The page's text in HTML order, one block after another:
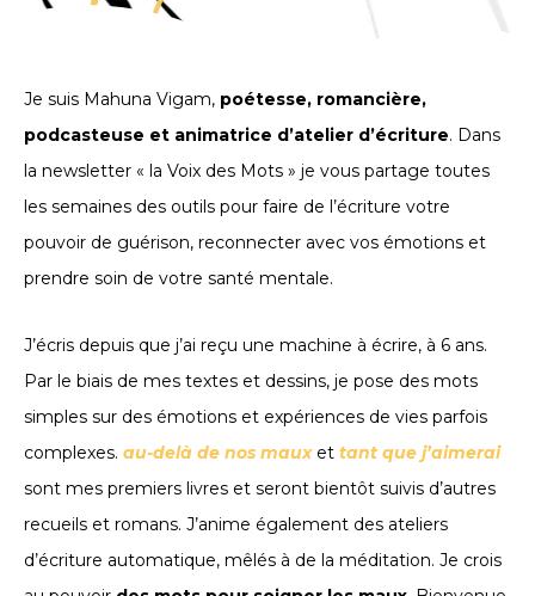
Je suis Mahuna Vigam, poétesse, romancière,
podcasteuse et animatrice d’atelier d’écriture. Dans
la newsletter « la Voix des Mots » je vous partage toutes
les semaines des outils pour faire de l’écriture votre
pouvoir de guérison, reconnecter avec vos émotions et
prendre soin de votre santé mentale.
J’écris depuis que j’ai reçu une machine à écrire, à 6 ans.
Par le biais de mes textes et dessins, je pose des mots
simples sur des émotions et expériences de vies parfois
complexes. au-delà de nos mauxet tant que j’aimerai
sont mes premiers livres et seront bientôt suivis d’autres
recueils et romans. J’anime également des ateliers
d’écriture automatique, mêlés à de la méditation. Je crois